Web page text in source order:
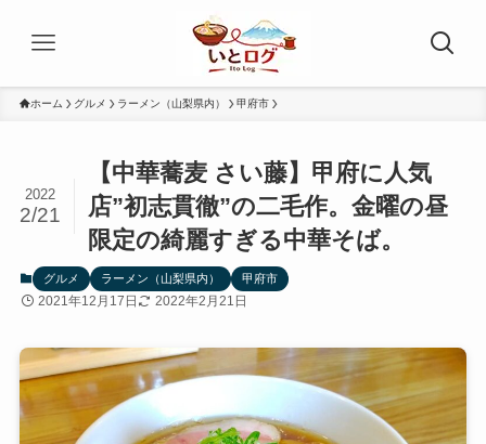
ホーム グルメ ラーメン（山梨県内） 甲府市
【中華蕎麦 さい藤】甲府に人気
店”初志貫徹”の二毛作。金曜の昼
限定の綺麗すぎる中華そば。
2022
2/21
グルメ ラーメン（山梨県内） 甲府市
2021年12月17日 2022年2月21日